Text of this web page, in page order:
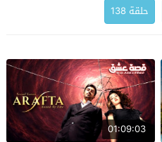
حلقة 138
01:09:03